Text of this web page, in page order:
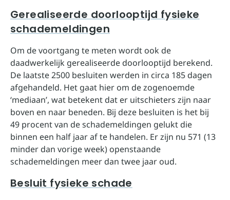
Gerealiseerde doorlooptijd fysieke
schademeldingen
Om de voortgang te meten wordt ook de
daadwerkelijk gerealiseerde doorlooptijd berekend.
De laatste 2500 besluiten werden in circa 185 dagen
afgehandeld. Het gaat hier om de zogenoemde
‘mediaan’, wat betekent dat er uitschieters zijn naar
boven en naar beneden. Bij deze besluiten is het bij
49 procent van de schademeldingen gelukt die
binnen een half jaar af te handelen. Er zijn nu 571 (13
minder dan vorige week) openstaande
schademeldingen meer dan twee jaar oud.
Besluit fysieke schade